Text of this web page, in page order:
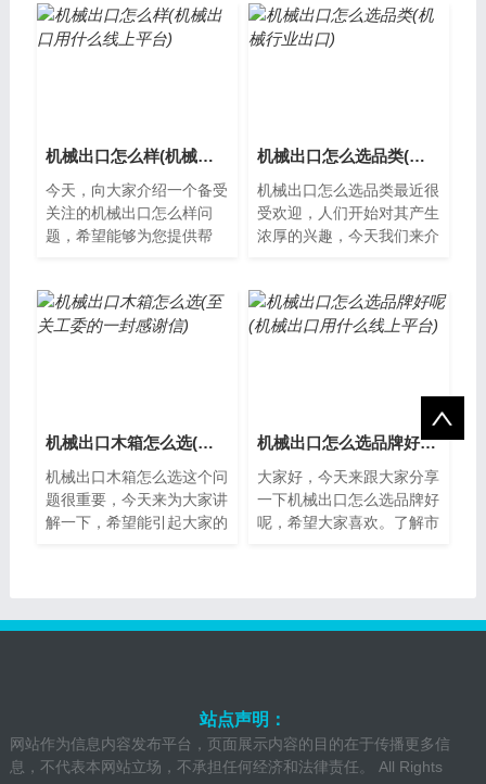
市场，但是...
机械出口已...
机械出口怎么样(机械出口用什么线上平台)
今天，向大家介绍一个备受
关注的机械出口怎么样问
题，希望能够为您提供帮
生产的各种机械...
机械出口怎么选品类(机械行业出口)
机械出口怎么选品类最近很
受欢迎，人们开始对其产生
浓厚的兴趣，今天我们来介
的发展，越...
机械出口木箱怎么选(至关工委的一封感谢信)
机械出口木箱怎么选这个问
题很重要，今天来为大家讲
解一下，希望能引起大家的
机械出口怎么选品牌好呢(机械出口用什么线上平台)
大家好，今天来跟大家分享
一下机械出口怎么选品牌好
呢，希望大家喜欢。了解市
站点声明：
网站作为信息内容发布平台，页面展示内容的目的在于传播更多信
息，不代表本网站立场，不承担任何经济和法律责任。 All Rights